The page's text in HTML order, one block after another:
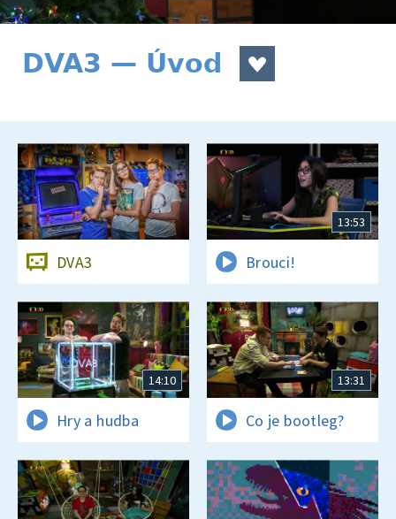
DVA3 — Úvod
DVA3
13:53
Brouci!
14:10
Hry a hudba
13:31
Co je bootleg?